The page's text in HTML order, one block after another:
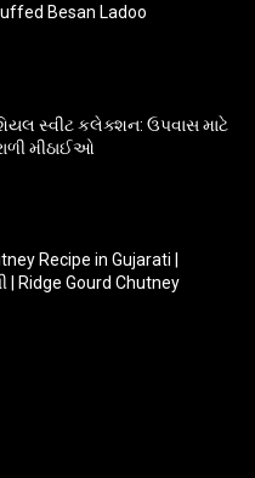
Besan Ladoo
સ્વીટ કલેક્શન: ઉપવાસ માટે
મીઠાઈઓ
Recipe in Gujarati |
| Ridge Gourd Chutney